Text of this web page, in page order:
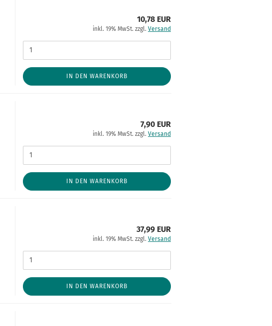
10,78 EUR
inkl. 19% MwSt. zzgl. Versand
IN DEN WARENKORB
7,90 EUR
inkl. 19% MwSt. zzgl. Versand
IN DEN WARENKORB
37,99 EUR
inkl. 19% MwSt. zzgl. Versand
IN DEN WARENKORB